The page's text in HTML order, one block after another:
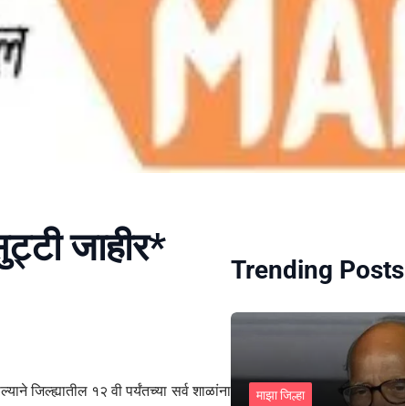
जाहीर*
जिल्ह्यातील १२ वी पर्यंतच्या सर्व शाळांना
Trending Posts
माझा जिल्हा